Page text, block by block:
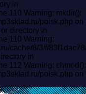
in
110 Warning: mkdir():
poisk.php on
directory in
110 Warning:
cache/8/3/f/
in
112 Warning: chmod():
poisk.php on